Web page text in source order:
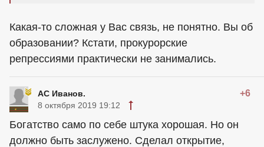
Какая-то сложная у Вас связь, не понятно. Вы об
образовании? Кстати, прокурорские
репрессиями практически не занимались.
АС Иванов. +6
8 октября 2019 19:12
Богатство само по себе штука хорошая. Но он
должно быть заслужено. Сделал открытие,